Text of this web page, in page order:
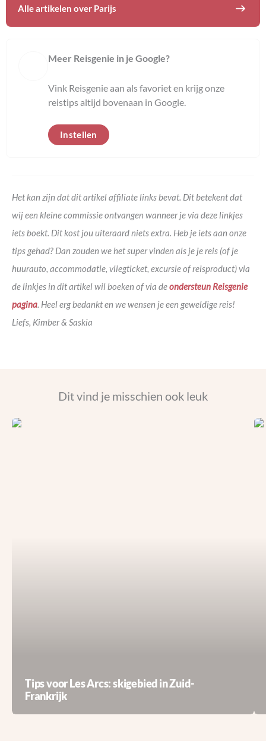
Alle artikelen over Parijs
Meer Reisgenie in je Google?
Vink Reisgenie aan als favoriet en krijg onze
reistips altijd bovenaan in Google.
Instellen
Het kan zijn dat dit artikel affiliate links bevat. Dit betekent dat
wij een kleine commissie ontvangen wanneer je via deze linkjes
iets boekt. Dit kost jou uiteraard niets extra. Heb je iets aan onze
tips gehad? Dan zouden we het super vinden als je je reis (of je
huurauto, accommodatie, vliegticket, excursie of reisproduct) via
de linkjes in dit artikel wil boeken of via deondersteun Reisgenie
pagina. Heel erg bedankt en we wensen je een geweldige reis!
Liefs, Kimber & Saskia
Dit vind je misschien ook leuk
Tips voor Les Arcs: skigebied in Zuid-
Frankrijk